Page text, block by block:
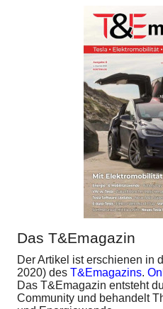
Das T&Emagazin
Der Artikel ist erschienen in
2020) des T&Emagazins.
Das T&Emagazin entsteht
Community und behandelt